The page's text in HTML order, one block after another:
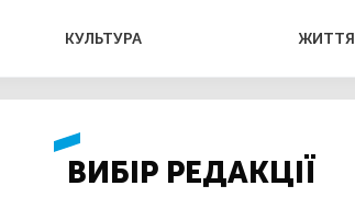
КУЛЬТУРА ЖИТТЯ
ВИБІР РЕДАКЦІЇ